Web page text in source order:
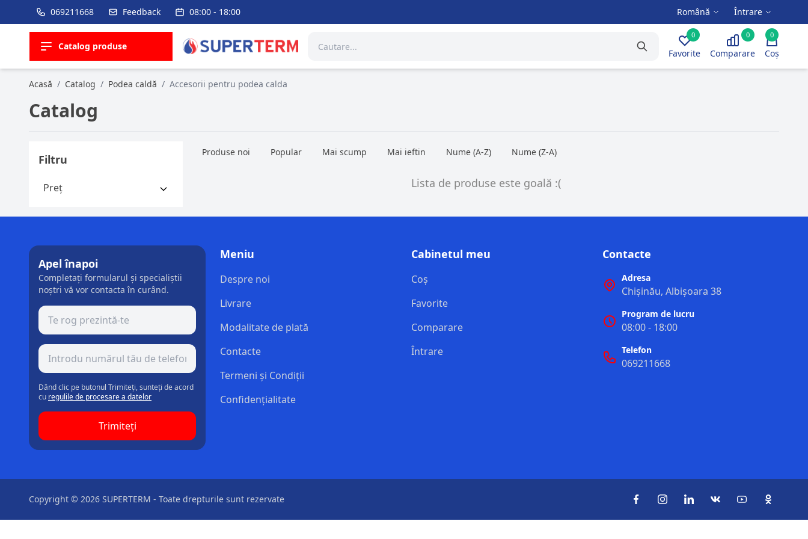
069211668 Feedback 08:00 - 18:00 Română Întrare
Catalog produse
0
Favorite
0
Comparare
0
Coș
Acasă / Catalog / Podea caldă / Accesorii pentru podea calda
Catalog
Filtru
Preț
De la Până la
Produse noi Popular Mai scump Mai ieftin Nume (A-Z) Nume (Z-A)
Lista de produse este goală :(
Apel înapoi
Completați formularul și specialiștii
noștri vă vor contacta în curând.
Dând clic pe butonul Trimiteți, sunteți de acord
cu regulile de procesare a datelor
Trimiteți
Meniu
Despre noi
Livrare
Modalitate de plată
Contacte
Termeni și Condiții
Confidențialitate
Cabinetul meu
Coș
Favorite
Comparare
Întrare
Contacte
Adresa
Chișinău, Albișoara 38
Program de lucru
08:00 - 18:00
Telefon
069211668
Copyright © 2026 SUPERTERM - Toate drepturile sunt rezervate